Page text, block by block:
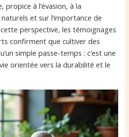
à l’évasion, à la
et sur l’importance de
perspective, les témoignages
confirment que cultiver des
simple passe-temps : c’est une
orientée vers la durabilité et le